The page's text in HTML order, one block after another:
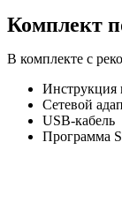
Комплект
В комплекте с
Инструкция
Сетевой
USB-кабель
Программа